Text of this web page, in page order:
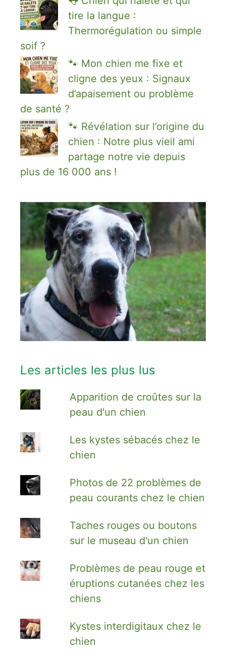
tire la langue :
Thermorégulation ou simple
soif ?
🐾 Mon chien me fixe et
cligne des yeux : Signaux
d’apaisement ou problème
de santé ?
🐾 Révélation sur l’origine du
chien : Notre plus vieil ami
partage notre vie depuis
plus de 16 000 ans !
Les articles les plus lus
Apparition de croûtes sur la
peau d'un chien
Les kystes sébacés chez le
chien
Photos de 22 problèmes de
peau courants chez le chien
Taches rouges ou boutons
sur le museau d'un chien
Problèmes de peau rouge et
éruptions cutanées chez les
chiens
Kystes interdigitaux chez le
chien